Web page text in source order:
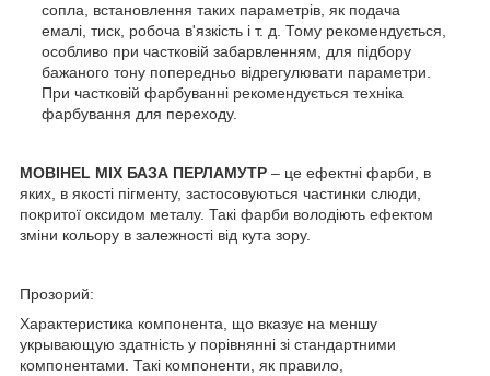
сопла, встановлення таких параметрів, як подача
емалі, тиск, робоча в'язкість і т. д. Тому рекомендується,
особливо при частковій забарвленням, для підбору
бажаного тону попередньо відрегулювати параметри.
При частковій фарбуванні рекомендується техніка
фарбування для переходу.
MOBIHEL MIX БАЗА ПЕРЛАМУТР – це ефектні фарби, в
яких, в якості пігменту, застосовуються частинки слюди,
покритої оксидом металу. Такі фарби володіють ефектом
зміни кольору в залежності від кута зору.
Прозорий:
Характеристика компонента, що вказує на меншу
укрывающую здатність у порівнянні зі стандартними
компонентами. Такі компоненти, як правило,